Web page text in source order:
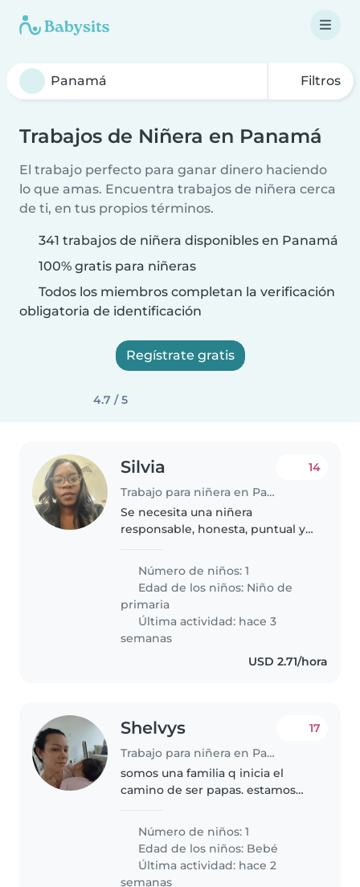
Filtros
Trabajos de Niñera en Panamá
El trabajo perfecto para ganar dinero haciendo
lo que amas. Encuentra trabajos de niñera cerca
de ti, en tus propios términos.
341 trabajos de niñera disponibles en Panamá
100% gratis para niñeras
Todos los miembros completan la verificación
obligatoria de identificación
Regístrate gratis
4.7 / 5
Silvia
Trabajo para niñera en Panamá
14
Se necesita una niñera
responsable, honesta, puntual y
niños. Las funciones principales
son: * Vigilar y cuidar al niño. *
Mantener la casa ordenada..
Número de niños: 1
Edad de los niños: Niño de
primaria
Última actividad: hace 3
semanas
USD 2.71/hora
Shelvys
Trabajo para niñera en Panamá
17
somos una familia q inicia el
camino de ser papas. estamos
Número de niños: 1
Edad de los niños: Bebé
Última actividad: hace 2
semanas